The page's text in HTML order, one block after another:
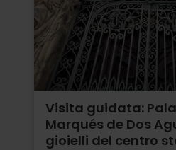
Visita guidata:
Marqués de Dos
gioielli del centro